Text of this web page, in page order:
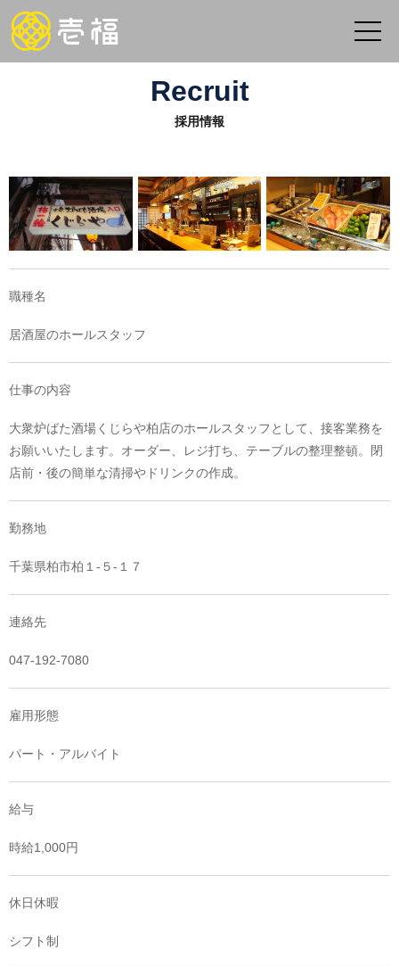
Recruit
採用情報
職種名
居酒屋のホールスタッフ
仕事の内容
大衆炉ばた酒場くじらや柏店のホールスタッフとして、接客業務を
お願いいたします。オーダー、レジ打ち、テーブルの整理整頓。閉
店前・後の簡単な清掃やドリンクの作成。
勤務地
千葉県柏市柏１-５-１７
連絡先
047-192-7080
雇用形態
パート・アルバイト
給与
時給1,000円
休日休暇
シフト制